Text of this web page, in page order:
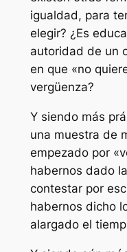
igualdad, para
elegir? ¿Es
autoridad de un
en que «no
vergüenza?
Y siendo más
una muestra de
empezado por
habernos dado
contestar por
habernos dicho
alargado el